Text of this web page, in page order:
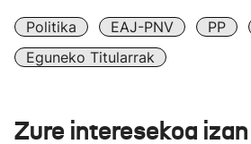
Politika EAJ-PNV PP
Eguneko Titularrak
Zure interesekoa